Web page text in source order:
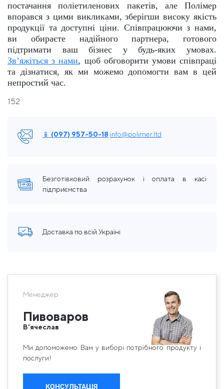
постачання поліетиленових пакетів, але Полімер
впорався з цими викликами, зберігши високу якість
продукції та доступні ціни. Співпрацюючи з нами,
ви обираєте надійного партнера, готового
підтримати ваш бізнес у будь-яких умовах.
Зв’яжіться з нами, щоб обговорити умови співпраці
та дізнатися, як ми можемо допомогти вам в цей
непростий час.
152
📱 (097) 957-50-18 info@polimer.ltd
Безготівковий розрахунок і оплата в касі
підприємства
Доставка по всій Україні
Менеджер
Пивоваров
В'ячеслав
Ми допоможемо Вам у виборі потрібного продукту і
послуги!
КОНСУЛЬТАЦІЯ